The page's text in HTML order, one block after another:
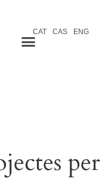
CAT CAS ENG
per